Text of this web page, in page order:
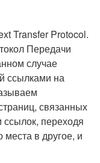
Transfer Protocol.
Передачи
случае
ссылками на
связанных
переходя
в другое, и